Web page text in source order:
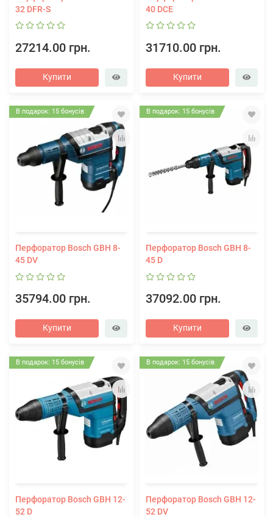
32 DFR-S
27214.00 грн.
Купити
40 DCE
31710.00 грн.
Купити
В подарок: 15 бонусів
Перфоратор Bosch GBH 8-
45 DV
35794.00 грн.
Купити
В подарок: 15 бонусів
Перфоратор Bosch GBH 8-
45 D
37092.00 грн.
Купити
В подарок: 15 бонусів
Перфоратор Bosch GBH 12-
52 D
В подарок: 15 бонусів
Перфоратор Bosch GBH 12-
52 DV